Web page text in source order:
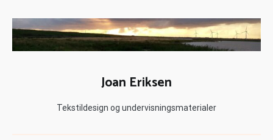
Joan Eriksen
Tekstildesign og undervisningsmaterialer